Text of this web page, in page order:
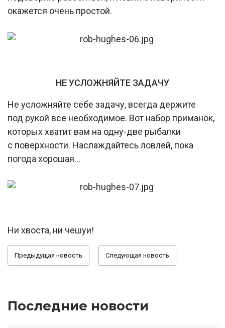
окажется очень простой.
НЕ УСЛОЖНЯЙТЕ ЗАДАЧУ
Не усложняйте себе задачу, всегда держите
под рукой все необходимое. Вот набор приманок,
которых хватит вам на одну-две рыбалки
с поверхности. Наслаждайтесь ловлей, пока
погода хорошая…
Ни хвоста, ни чешуи!
Предыдущая новость Следующая новость
Последние новости